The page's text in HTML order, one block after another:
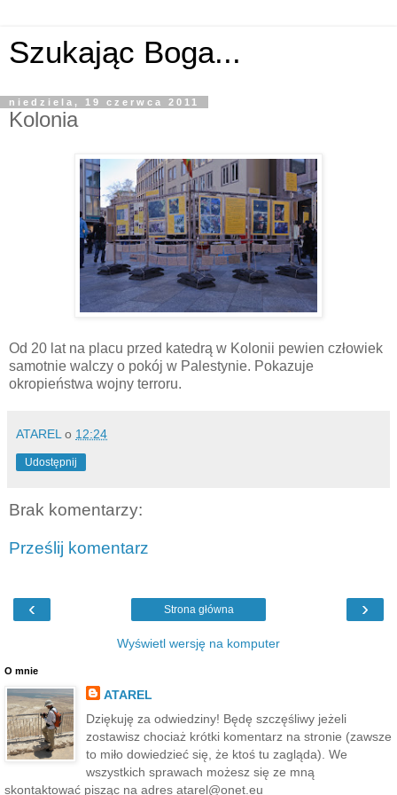
Szukając Boga...
niedziela, 19 czerwca 2011
Kolonia
Od 20 lat na placu przed katedrą w Kolonii pewien człowiek
samotnie walczy o pokój w Palestynie. Pokazuje
okropieństwa wojny terroru.
ATAREL o 12:24
Udostępnij
Brak komentarzy:
Prześlij komentarz
‹ ›
Strona główna
Wyświetl wersję na komputer
O mnie
ATAREL
Dziękuję za odwiedziny! Będę szczęśliwy jeżeli
zostawisz chociaż krótki komentarz na stronie (zawsze
to miło dowiedzieć się, że ktoś tu zagląda). We
wszystkich sprawach możesz się ze mną
skontaktować pisząc na adres atarel@onet.eu